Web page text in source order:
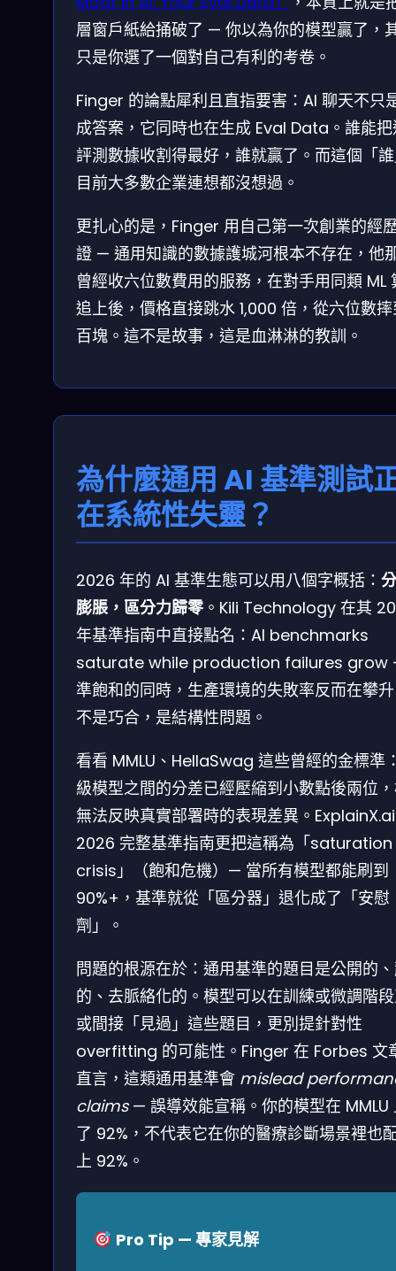
層窗戶紙給捅破了 — 你以為你的模型贏了，
只是你選了一個對自己有利的考卷。
Finger 的論點犀利且直指要害：AI 聊天不只
成答案，它同時也在生成 Eval Data。誰能
評測數據收割得最好，誰就贏了。而這個「
目前大多數企業連想都沒想過。
更扎心的是，Finger 用自己第一次創業的經
證 — 通用知識的數據護城河根本不存在，他
曾經收六位數費用的服務，在對手用同類 ML
追上後，價格直接跳水 1,000 倍，從六位數
百塊。這不是故事，這是血淋淋的教訓。
為什麼通用 AI 基準測試
在系統性失靈？
2026 年的 AI 基準生態可以用八個字概括：
膨脹，區分力歸零。Kili Technology 在其
年基準指南中直接點名：AI benchmarks
saturate while production failures grow
準飽和的同時，生產環境的失敗率反而在攀
不是巧合，是結構性問題。
看看 MMLU、HellaSwag 這些曾經的金標準
級模型之間的分差已經壓縮到小數點後兩位
無法反映真實部署時的表現差異。
2026 完整基準指南更把這稱為「saturation
crisis」（飽和危機）— 當所有模型都能刷到
90%+，基準就從「區分器」退化成了「安慰
劑」。
問題的根源在於：通用基準的題目是公開的
的、去脈絡化的。模型可以在訓練或微調階
或間接「見過」這些題目，更別提針對性
overfitting 的可能性。Finger 在 Forbes 文
直言，這類通用基準會 mislead
claims— 誤導效能宣稱。你的模型在 MMLU
了 92%，不代表它在你的醫療診斷場景裡也
上 92%。
Pro Tip — 專家見解